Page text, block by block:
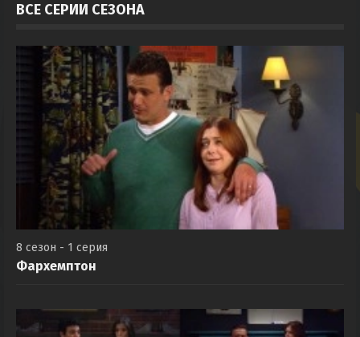
ВСЕ СЕРИИ СЕЗОНА
8 сезон - 1 серия
Фархемптон